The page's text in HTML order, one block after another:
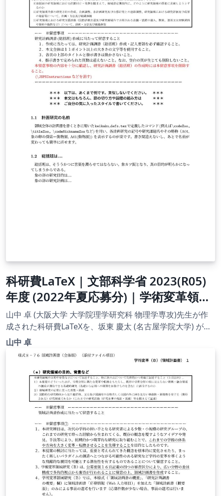
科研費LaTeX | 文部科学省 2023(R05)
年度 (2022年夏応募分) | 学術変革領域
研究 | 学術変革領域研究(A) (総括班) |
2022.05.23
山中 卓 (大阪大学 大学院理学研究科 物理学専攻)先生が作
成された科研費LaTeXを、坂東 慶太 (名古屋学院大学) が了
承を得てテンプレート登録しています。 詳細はこちら↓を
山中 卓